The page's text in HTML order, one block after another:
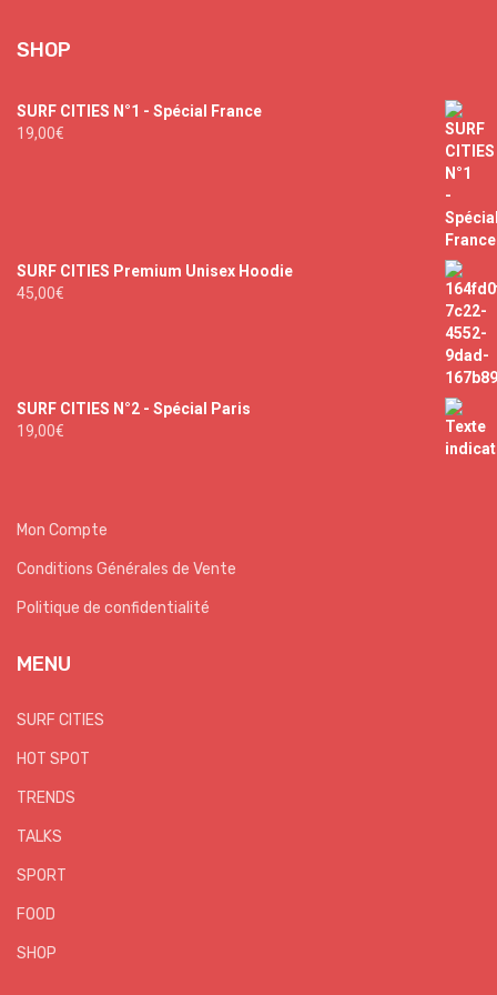
SHOP
SURF CITIES N°1 - Spécial France
19,00€
SURF CITIES Premium Unisex Hoodie
45,00€
SURF CITIES N°2 - Spécial Paris
19,00€
Mon Compte
Conditions Générales de Vente
Politique de confidentialité
MENU
SURF CITIES
HOT SPOT
TRENDS
TALKS
SPORT
FOOD
SHOP